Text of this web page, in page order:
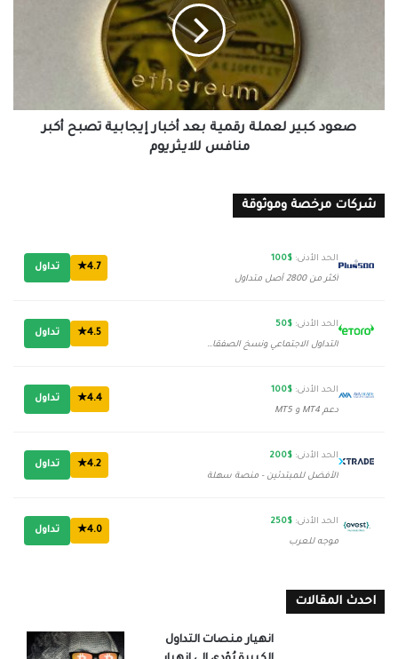
أكبر
منافسصعود كبير لعملة رقمية بعد أخبار إيجابية تصبح أكبر
منافس للايثريوم
شركات مرخصة وموثوقة
الحد الأدنى: $100
أكثر من 2800 أصل متداول
4.7★ تداول
الحد الأدنى: $50
التداول الاجتماعي ونسخ الصفقات
4.5★ تداول
الحد الأدنى: $100
دعم MT4 و MT5
4.4★ تداول
الحد الأدنى: $200
الأفضل للمبتدئين - منصة سهلة
4.2★ تداول
الحد الأدنى: $250
موجه للعرب
4.0★ تداول
احدث المقالات
انهيار منصات التداول